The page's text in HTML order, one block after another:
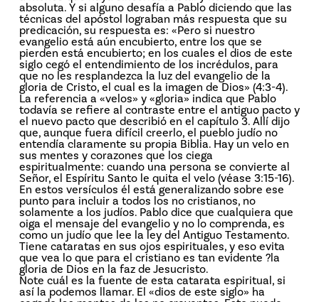
absoluta. Y si alguno desafía a Pablo diciendo que las
técnicas del apóstol lograban más respuesta que su
predicación, su respuesta es: «Pero si nuestro
evangelio está aún encubierto, entre los que se
pierden está encubierto; en los cuales el dios de este
siglo cegó el entendimiento de los incrédulos, para
que no les resplandezca la luz del evangelio de la
gloria de Cristo, el cual es la imagen de Dios» (4:3-4).
La referencia a «velos» y «gloria» indica que Pablo
todavía se refiere al contraste entre el antiguo pacto y
el nuevo pacto que describió en el capítulo 3. Allí dijo
que, aunque fuera difícil creerlo, el pueblo judío no
entendía claramente su propia Biblia. Hay un velo en
sus mentes y corazones que los ciega
espiritualmente: cuando una persona se convierte al
Señor, el Espíritu Santo le quita el velo (véase 3:15-16).
En estos versículos él está generalizando sobre ese
punto para incluir a todos los no cristianos, no
solamente a los judíos. Pablo dice que cualquiera que
oiga el mensaje del evangelio y no lo comprenda, es
como un judío que lee la ley del Antiguo Testamento.
Tiene cataratas en sus ojos espirituales, y eso evita
que vea lo que para el cristiano es tan evidente ?la
gloria de Dios en la faz de Jesucristo.
Note cuál es la fuente de esta catarata espiritual, si
así la podemos llamar. El «dios de este siglo» ha